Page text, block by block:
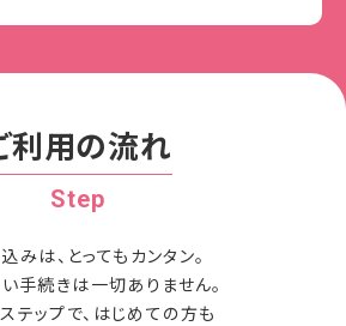
利用の流れ
Step
みは、とってもカンタン。
手続きは一切ありません。
テップで、はじめての方も